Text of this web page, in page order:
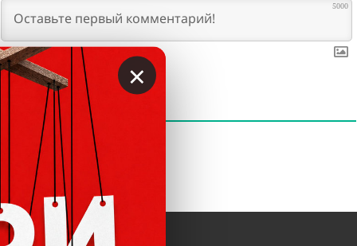
5000
КОММЕНТАРИИ
×